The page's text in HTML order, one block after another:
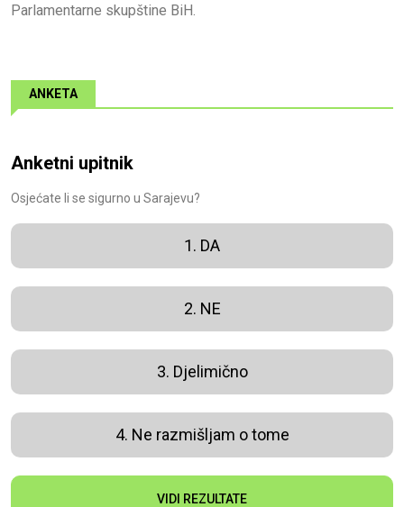
Parlamentarne skupštine BiH.
ANKETA
Anketni upitnik
Osjećate li se sigurno u Sarajevu?
1. DA
2. NE
3. Djelimično
4. Ne razmišljam o tome
VIDI REZULTATE